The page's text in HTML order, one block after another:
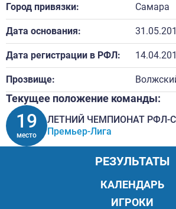
Город привязки: Самара
Дата основания:
Дата регистрации в РФЛ:
Прозвище:
Текущее положение команды:
19
место
ЛЕТНИЙ ЧЕМПИОНАТ РФЛ-
Премьер-Лига
РЕЗУЛЬТАТЫ
КАЛЕНДАРЬ
ИГРОКИ